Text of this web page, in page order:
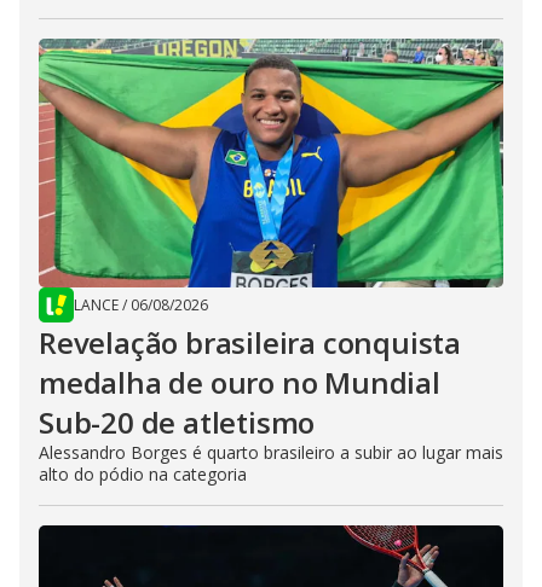
LANCE/ 06/08/2026
Revelação brasileira conquista
medalha de ouro no Mundial
Sub-20 de atletismo
Alessandro Borges é quarto brasileiro a subir ao lugar mais
alto do pódio na categoria